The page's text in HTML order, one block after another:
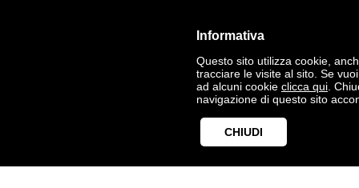
Informativa
Questo sito utilizza cookie,
tracciare le visite al sito. Se
ad alcuni cookie clicca qui .
navigazione di questo sito
CHIUDI